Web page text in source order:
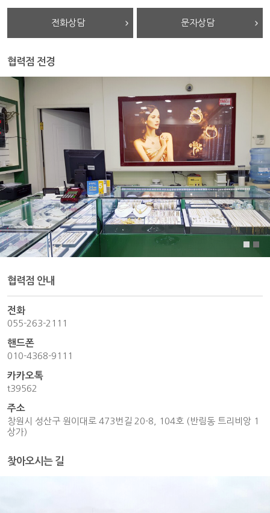
전화상담 문자상담
협력점 전경
협력점 안내
전화
055-263-2111
핸드폰
010-4368-9111
카카오톡
t39562
주소
창원시 성산구 원이대로 473번길 20-8, 104호 (반림동 트리비앙 1
상가)
찾아오시는 길